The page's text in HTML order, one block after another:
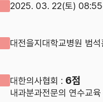
2025. 03. 22(토)
대전을지대학교병원 범
대한의사협회 : 6점
내과분과전문의 연수교